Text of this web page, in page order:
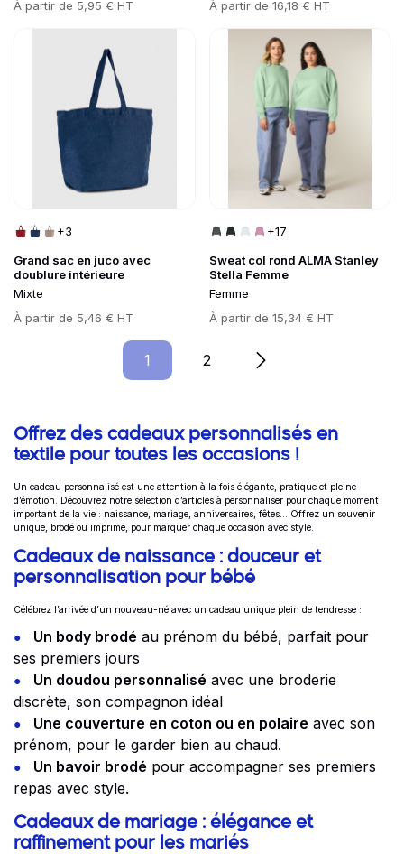
Prix
À partir de 5,95 € HT
Prix
À partir de 16,18 € HT
Grand sac en juco avec
doublure intérieure
Mixte
Prix
À partir de 5,46 € HT
+3
Sweat col rond ALMA Stanley
Stella Femme
Femme
Prix
À partir de 15,34 € HT
+17
Go to product page
Page
1 Page
2
Informations complémentaires
Offrez des cadeaux personnalisés en
textile pour toutes les occasions !
Un cadeau personnalisé est une attention à la fois élégante, pratique et pleine
d’émotion. Découvrez notre sélection d’articles à personnaliser pour chaque moment
important de la vie : naissance, mariage, anniversaires, fêtes… Offrez un souvenir
unique, brodé ou imprimé, pour marquer chaque occasion avec style.
Cadeaux de naissance : douceur et
personnalisation pour bébé
Célébrez l’arrivée d’un nouveau-né avec un cadeau unique plein de tendresse :
Un body brodé au prénom du bébé, parfait pour
ses premiers jours
Un doudou personnalisé avec une broderie
discrète, son compagnon idéal
Une couverture en coton ou en polaire avec son
prénom, pour le garder bien au chaud.
Un bavoir brodé pour accompagner ses premiers
repas avec style.
Cadeaux de mariage : élégance et
raffinement pour les mariés